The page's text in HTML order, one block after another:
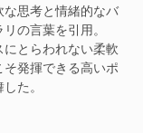
思考と情緒的なバ
の言葉を引用。
にとらわれない柔軟
発揮できる高いポ
た。